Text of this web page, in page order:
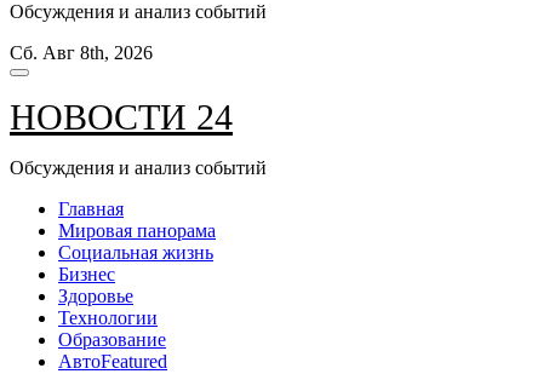
Обсуждения и анализ событий
Сб. Авг 8th, 2026
НОВОСТИ 24
Обсуждения и анализ событий
Главная
Мировая панорама
Социальная жизнь
Бизнес
Здоровье
Технологии
Образование
АвтоFeatured